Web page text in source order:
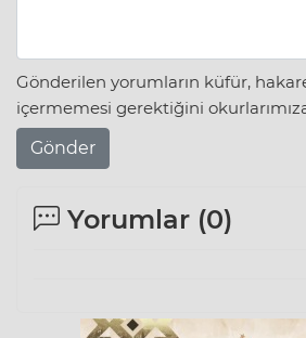
Gönderilen yorumların küfür,
içermemesi gerektiğini
Gönder
Yorumlar (0)